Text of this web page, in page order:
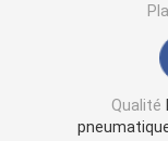
Valve à bille à
Vanne
Qualité